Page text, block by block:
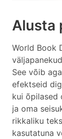
Alusta
World Book
See võib
efektseid
kui õpilased
ja oma
rikkaliku
kasutatuna